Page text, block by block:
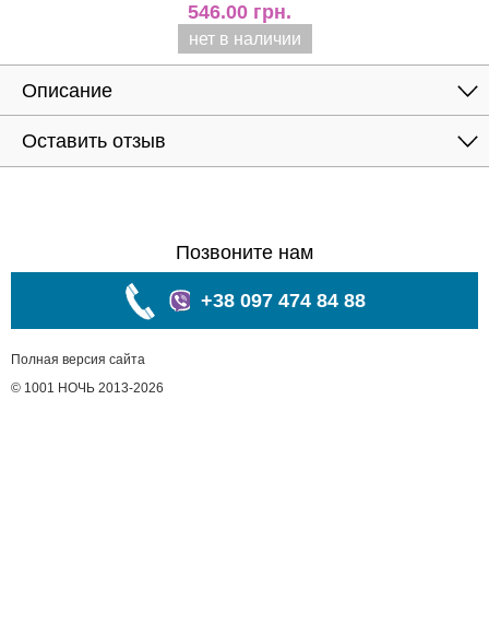
546.00 грн.
нет в наличии
Описание
Оставить отзыв
Позвоните нам
+38 097 474 84 88
Полная версия сайта
© 1001 НОЧЬ 2013-2026